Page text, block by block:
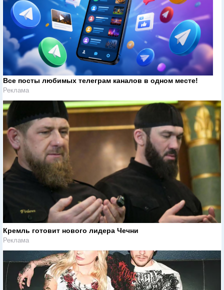
Все посты любимых телеграм каналов в одном месте!
Реклама
Кремль готовит нового лидера Чечни
Реклама